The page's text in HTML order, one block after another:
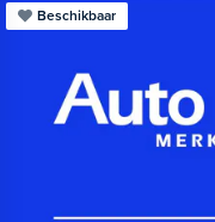
Beschikbaar